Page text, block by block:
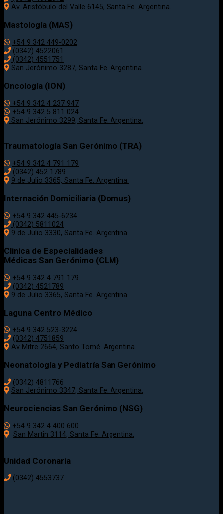
Av. Aristóbulo del Valle 6145, Santa Fe. Argentina.
Mastología (MAS)
+54 9 342 449-0202
(0342) 4522061
(0342) 4551751
San Jerónimo 3287, Santa Fe. Argentina.
Oncología (ION)
+54 9 342 4 237 947
+54 9 342 5 811 024
San Jerónimo 3299, Santa Fe. Argentina.
Traumatología San Gerónimo (TRA)
+54 9 342 4 791 179
(0342) 452 1789
9 de Julio 3365, Santa Fe. Argentina.
Internación Domiciliaria (Domus)
+54 9 342 445-6234
(0342) 5811024
9 de Julio 3330, Santa Fe. Argentina.
Clinica de Especialidades
Médicas San Gerónimo (CLM)
+54 9 342 4 791 179
(0342) 4521789
9 de Julio 3365, Santa Fe. Argentina.
Laguna Centro Médico
+54 9 342 523-3224
(0342) 4751859
Av Mitre 2664, Santo Tomé. Argentina.
Neonatología y Pediatría San Gerónimo
(0342) 4811766
San Jerónimo 3347, Santa Fe. Argentina.
Neurociencias San Gerónimo (NSG)
+54 9 342 4 400 600
San Martin 3114, Santa Fe. Argentina.
Unidad Coronaria
(0342) 4553737